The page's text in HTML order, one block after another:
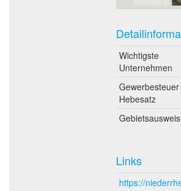
Wichtigste
Unternehmen
Gewerbesteuer
Hebesatz
Links
https://